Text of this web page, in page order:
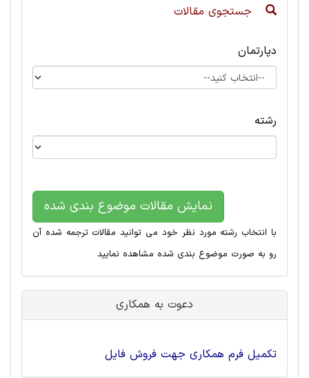
جستجوی مقالات
دپارتمان
رشته
نمایش مقالات موضوع بندی شده
با انتخاب رشته مورد نظر خود می توانید مقالات ترجمه شده آن
رو به صورت موضوع بندی شده مشاهده نمایید
دعوت به همکاری
تکمیل فرم همکاری جهت فروش فایل